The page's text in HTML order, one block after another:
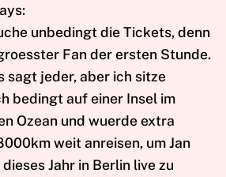
unbedingt die Tickets, denn
Fan der ersten Stunde.
sagt jeder, aber ich sitze
bedingt auf einer Insel im
Ozean und wuerde extra
weit anreisen, um Jan
Jahr in Berlin live zu